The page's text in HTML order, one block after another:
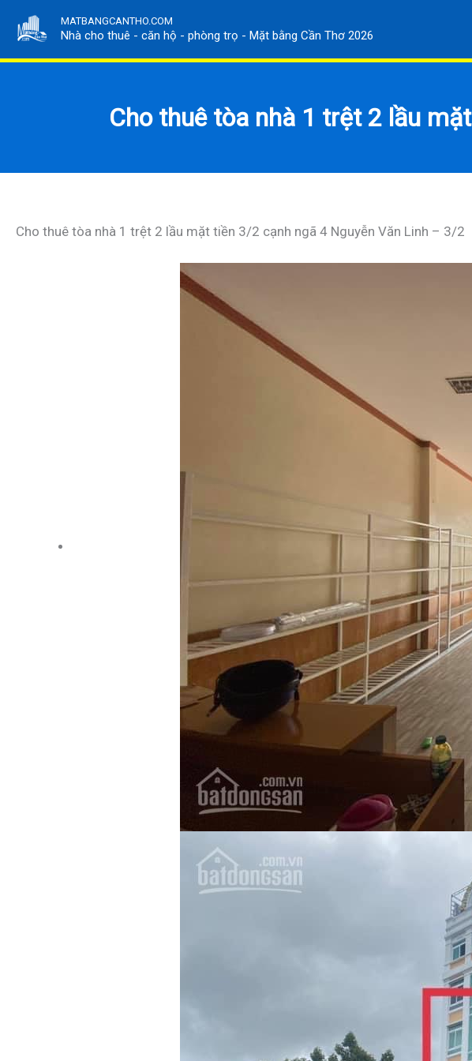
nội
MATBANGCANTHO.COM
Nhà cho thuê - căn hộ - phòng trọ - Mặt bằng Cần Thơ 2026
Cho thuê tòa nhà 1 trệt 2 lầu
Cho thuê tòa nhà 1 trệt 2 lầu mặt tiền 3/2 cạnh ngã 4 Nguyễn Văn Linh – 3/2